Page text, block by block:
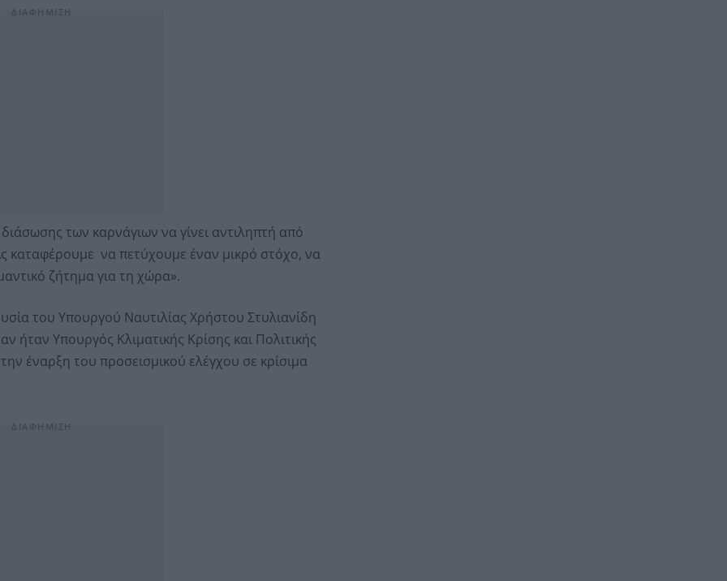
των καρνάγιων να γίνει αντιληπτή από
καταφέρουμε να πετύχουμε έναν μικρό στόχο, να
ζήτημα για τη χώρα».
του Υπουργού Ναυτιλίας Χρήστου Στυλιανίδη
ήταν Υπουργός Κλιματικής Κρίσης και Πολιτικής
έναρξη του προσεισμικού ελέγχου σε κρίσιμα